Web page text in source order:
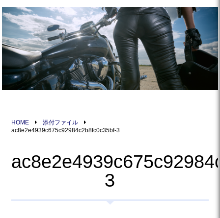
HOME
添付ファイル
ac8e2e4939c675c92984c2b8fc0c35bf-3
3